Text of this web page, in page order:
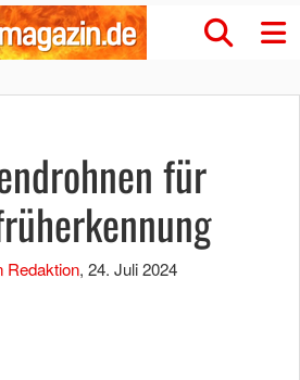
für
Redaktion, 24. Juli 2024